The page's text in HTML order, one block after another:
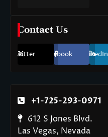
Contact Us
Twitter Facebook LinkedIn
+1-725-293-0971
612 S Jones Blvd.
Las Vegas, Nevada